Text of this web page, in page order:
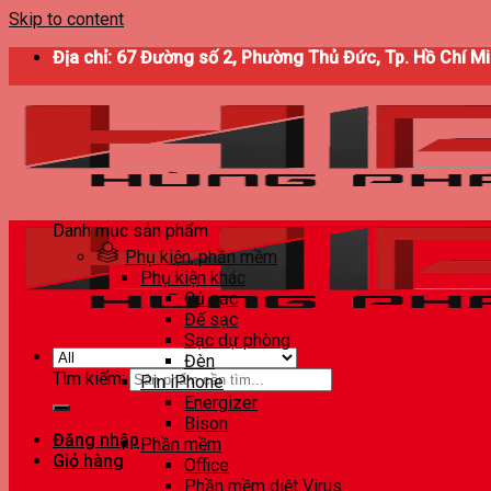
Skip to content
Địa chỉ: 67 Đường số 2, Phường Thủ Đức, Tp. Hồ Chí
Tìm kiếm:
Đăng nhập
Giỏ hàng
Danh mục sản phẩm
Phụ kiện, phần mềm
Phụ kiện khác
Củ sạc
Đế sạc
Sạc dự phòng
Đèn
Pin iPhone
Energizer
Bison
Phần mềm
Office
Phần mềm diệt Virus